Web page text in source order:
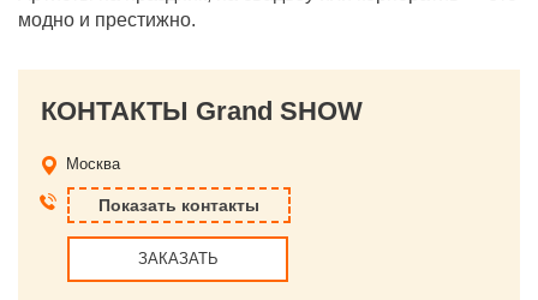
модно и престижно.
КОНТАКТЫ Grand SHOW
Москва
Показать контакты
ЗАКАЗАТЬ